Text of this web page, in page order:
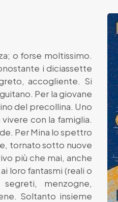
o forse moltissimo.
i diciassette
accogliente. Si
Per la giovane
del precollina. Uno
con la famiglia.
Per Mina lo spettro
tornato sotto nuove
più che mai, anche
loro fantasmi (reali o
menzogne,
Soltanto insieme